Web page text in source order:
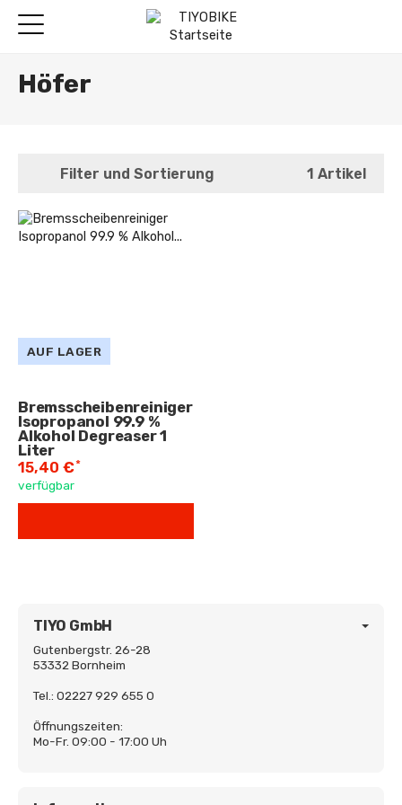
Höfer
Filter und Sortierung 1 Artikel
AUF LAGER
Bremsscheibenreiniger
Isopropanol 99.9 %
Alkohol Degreaser 1
Liter
15,40 €*
verfügbar
TIYO GmbH
Gutenbergstr. 26-28
53332 Bornheim
Tel.: 02227 929 655 0
Öffnungszeiten:
Mo-Fr. 09:00 - 17:00 Uh